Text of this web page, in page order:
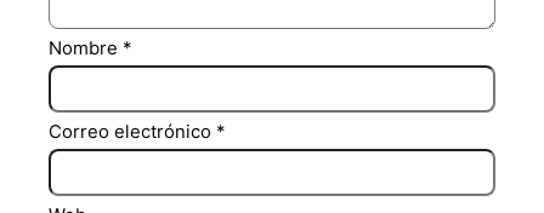
Nombre *
Correo electrónico *